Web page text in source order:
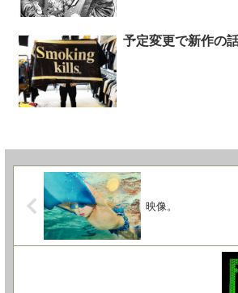
予定変更で新作の話
映像。